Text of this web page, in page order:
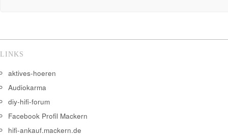
LINKS
aktives-hoeren
Audiokarma
diy-hifi-forum
Facebook Profil Mackern
hifi-ankauf.mackern.de